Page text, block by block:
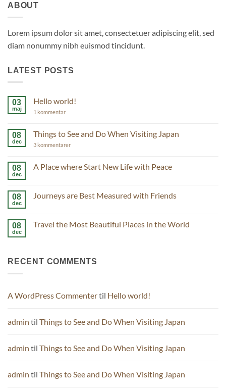
ABOUT
Lorem ipsum dolor sit amet, consectetuer adipiscing elit, sed
diam nonummy nibh euismod tincidunt.
LATEST POSTS
03
maj
Hello world!
1 kommentartil
08
dec
Things to See and Do When Visiting Japan
3 kommentarertil
and
Japan
08
dec
A Place where Start New Life with Peace
A
New
Life
08
dec
Journeys are Best Measured with Friends
Journeys
Friends
08
dec
Travel the Most Beautiful Places in the World
the
the
World
RECENT COMMENTS
A WordPress Commentertil Hello world!
admin til Things to See and Do When Visiting Japan
admin til Things to See and Do When Visiting Japan
admin til Things to See and Do When Visiting Japan